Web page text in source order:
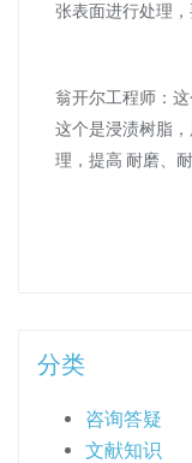
张表面进行处理
翁开尔工程师：
这个是浸渍树脂
理，提高 耐磨、
分类
咨询答疑
文献知识